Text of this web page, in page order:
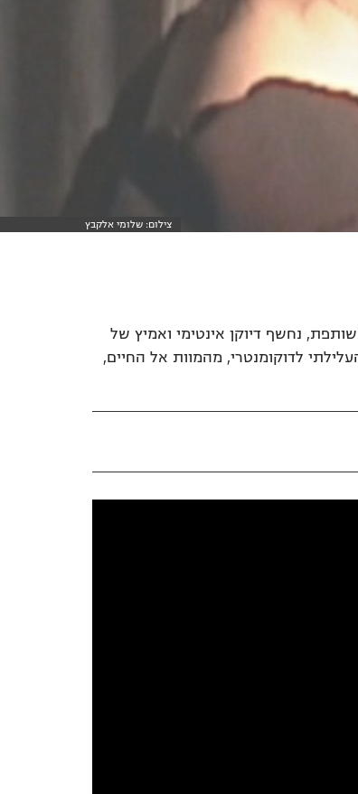
צילום: שלומי אלקבץ
נחשף דיוקן אינטימי ואמיץ של
לדוקומנטרי, מהמוות אל החיים,